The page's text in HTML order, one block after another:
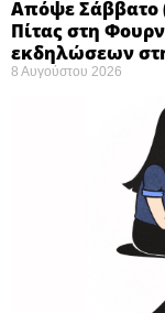
Απόψε Σάββατο
Πίτας στη
εκδηλώσεων
8 Αυγούστου 2026